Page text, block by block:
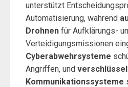
unterstützt
Automatisierung, während
Drohnen für Aufklärungs-
Verteidigungsmissionen
Cyberabwehrsysteme
Angriffen, und
Kommunikationssysteme